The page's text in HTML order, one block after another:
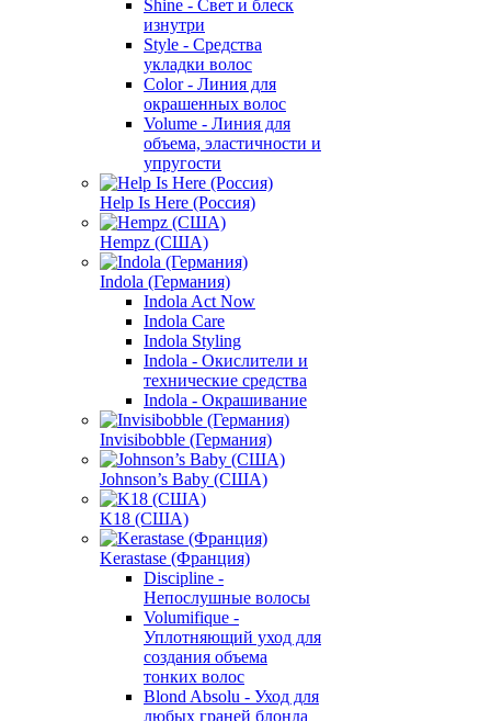
Shine - Свет и блеск
изнутри
Style - Средства
укладки волос
Color - Линия для
окрашенных волос
Volume - Линия для
объема, эластичности и
упругости
Help Is Here (Россия)
Hempz (США)
Indola (Германия)
Indola Act Now
Indola Care
Indola Styling
Indola - Окислители и
технические средства
Indola - Окрашивание
Invisibobble (Германия)
Johnson’s Baby (США)
K18 (США)
Kerastase (Франция)
Discipline -
Непослушные волосы
Volumifique -
Уплотняющий уход для
создания объема
тонких волос
Blond Absolu - Уход для
любых граней блонда